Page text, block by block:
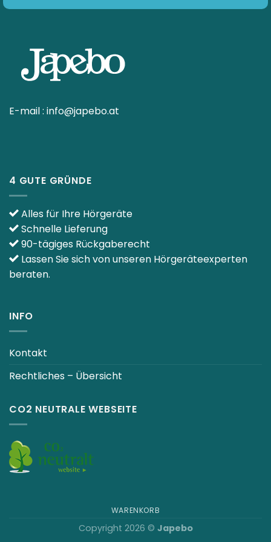
E-mail : info@japebo.at
4 GUTE GRÜNDE
Alles für Ihre Hörgeräte
Schnelle Lieferung
90-tägiges Rückgaberecht
Lassen Sie sich von unseren Hörgeräteexperten
beraten.
INFO
Kontakt
Rechtliches – Übersicht
CO2 NEUTRALE WEBSEITE
WARENKORB
Copyright 2026 © Japebo